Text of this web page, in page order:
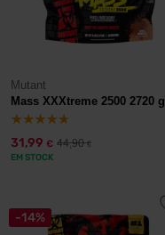
Mutant
Mass XXXtreme 2500 2720 g
31,99 € 44,90€
EM STOCK
-14%